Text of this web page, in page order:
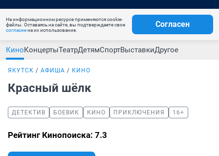
На информационном ресурсе применяются cookie-
файлы. Оставаясь на сайте, вы подтверждаете свое
согласиена их использование.
Согласен
КиноКонцертыТеатрДетямСпортВыставкиДругое
ЯКУТСК АФИША КИНО
Красный шёлк
ДЕТЕКТИВ БОЕВИК КИНО ПРИКЛЮЧЕНИЯ 16+
Рейтинг Кинопоиска: 7.3